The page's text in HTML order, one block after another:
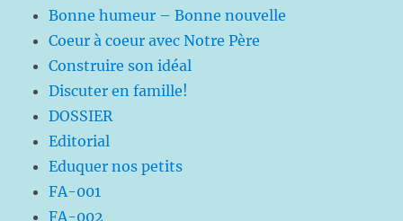
Bonne humeur – Bonne nouvelle
Coeur à coeur avec Notre Père
Construire son idéal
Discuter en famille!
DOSSIER
Editorial
Eduquer nos petits
FA-001
FA-002